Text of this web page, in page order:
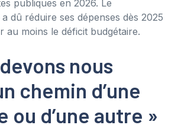
publiques en 2026. Le
dû réduire ses dépenses dès 2025
au moins le déficit budgétaire.
nous
chemin d’une
ou d’une autre »